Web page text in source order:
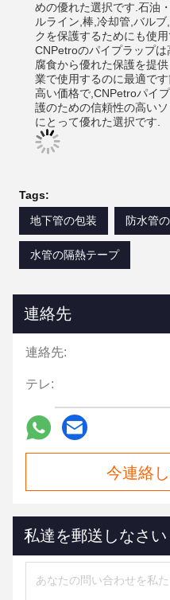
めの優れた選択です.石油
ルライン,棒,冷却管,バル
クを保護するためにも使用
CNPetroのパイプラップ
腐食から優れた保護を提
業で使用するのに最適で
高い価格で,CNPetroパイ
護のための信頼性の高い
にとって優れた選択です.
Tags:
地下管の包装
防水管
水管の隔熱テープ
連絡先
連絡先:
テレ:
今連絡
私達を郵送しなさい